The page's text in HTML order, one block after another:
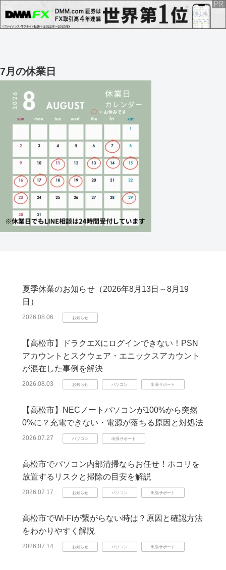
7月の休業日
夏季休業のお知らせ（2026年8月13日～8月19
日）
2026.08.06 お知らせ
【高松市】ドラクエXにログインできない！PSN
アカウントとスクウェア・エニックスアカウント
が混在した事例を解決
2026.08.03 お知らせ パソコン 出張サポート
【高松市】NECノートパソコンが100%から突然
0%に？充電できない・電源が落ちる原因と対処法
2026.07.27 パソコン 出張サポート
高松市でパソコン内部清掃ならお任せ！ホコリを
放置するリスクと掃除の目安を解説
2026.07.17 お知らせ パソコン 出張サポート
高松市でWi-Fiが繋がらない時は？原因と確認方法
をわかりやすく解説
2026.07.14 お知らせ パソコン 出張サポート